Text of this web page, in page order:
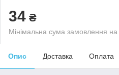
34 ₴
Мінімальна сума замовлення
Опис Доставка Оплата